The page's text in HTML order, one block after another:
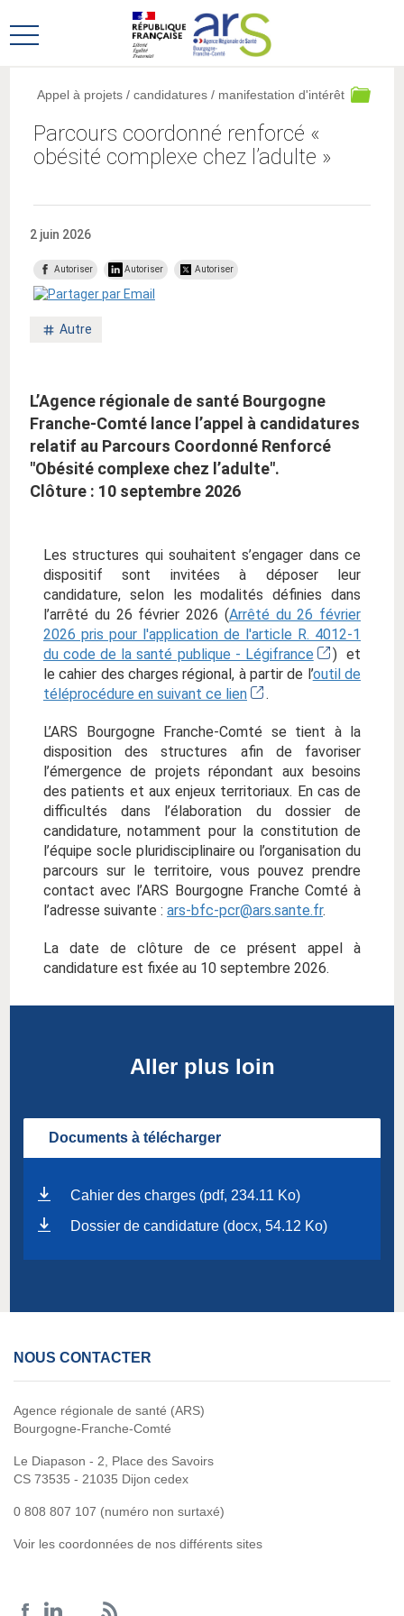
au
menu
au
contenu
Ouvrir
principal
Parcours coordonné renforcé «
obésité complexe chez l’adulte »
Appel à projets / candidatures / manifestation d'intérêt
2 juin 2026
Autoriser Autoriser Autoriser
Mot
Autre
L’Agence régionale de santé Bourgogne
Franche-Comté lance l’appel à candidatures
relatif au Parcours Coordonné Renforcé
"Obésité complexe chez l’adulte".
Clôture : 10 septembre 2026
Les structures qui souhaitent s’engager dans ce
dispositif sont invitées à déposer leur
candidature, selon les modalités définies dans
l’arrêté du 26 février 2026 (Arrêté du 26 février
2026 pris pour l'application de l'article R. 4012-1
du code de la santé publique - Légifrance
) et
le cahier des charges régional, à partir de l’outil de
téléprocédure en suivant ce lien
.
L’ARS Bourgogne Franche-Comté se tient à la
disposition des structures afin de favoriser
l’émergence de projets répondant aux besoins
des patients et aux enjeux territoriaux. En cas de
difficultés dans l’élaboration du dossier de
candidature, notamment pour la constitution de
l’équipe socle pluridisciplinaire ou l’organisation du
parcours sur le territoire, vous pouvez prendre
contact avec l’ARS Bourgogne Franche Comté à
l’adresse suivante : ars-bfc-pcr@ars.sante.fr.
La date de clôture de ce présent appel à
candidature est fixée au 10 septembre 2026.
Aller plus loin
Documents à télécharger
Cahier des charges (pdf, 234.11 Ko)
Dossier de candidature (docx, 54.12 Ko)
NOUS CONTACTER
Agence régionale de santé (ARS)
Bourgogne-Franche-Comté
Le Diapason - 2, Place des Savoirs
CS 73535 - 21035 Dijon cedex
0 808 807 107 (numéro non surtaxé)
Voir les coordonnées de nos différents sites